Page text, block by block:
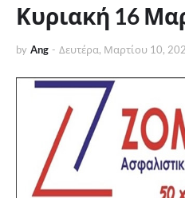
Κυριακή 16
by Ang - Δευτέρα, Μαρτίου 10,